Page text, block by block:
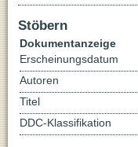
Stöbern
Dokumentanzeige
Erscheinungsdatum
Autoren
Titel
DDC-Klassifikation